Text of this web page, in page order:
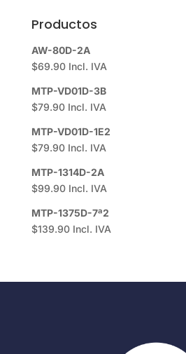
Productos
AW-80D-2A
$69.90 Incl. IVA
MTP-VD01D-3B
$79.90 Incl. IVA
MTP-VD01D-1E2
$79.90 Incl. IVA
MTP-1314D-2A
$99.90 Incl. IVA
MTP-1375D-7ª2
$139.90 Incl. IVA